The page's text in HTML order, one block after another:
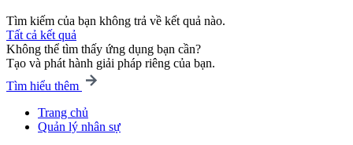
Tìm kiếm của bạn không trả về kết quả nào.
Tất cả kết quả
Không thể tìm thấy ứng dụng bạn cần?
Tạo và phát hành giải pháp riêng của bạn.
Tìm hiểu thêm
Trang chủ
Quản lý nhân sự